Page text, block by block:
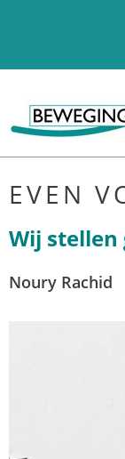
EVEN
Wij stellen
Noury Rachid